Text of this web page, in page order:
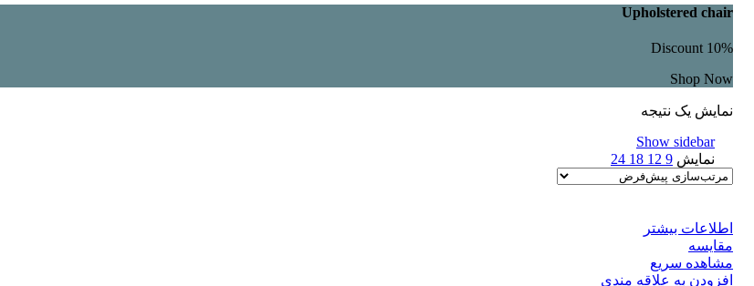
Upholstered chair
Discount 10%
Shop Now
نمایش یک نتیجه
Show sidebar
نمایش 9
12
18
24
اطلاعات بیشتر
مقایسه
مشاهده سریع
افزودن به علاقه مندی